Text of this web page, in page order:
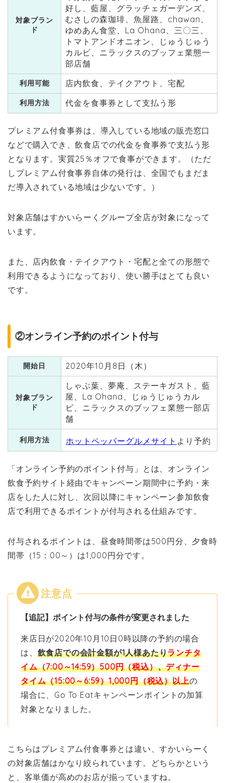
対象ブラン
ド
好し、藍屋、グラッチェガーデンズ、
むさしの森珈琲、魚屋路、chawan、
ゆめあん食堂、La Ohana、三〇三、
トマトアンドオニオン、じゅうじゅう
カルビ、ニラックスのブッフェ業態一
部店舗
利用可能 店内飲食、テイクアウト、宅配
利用方法 代金を食事券として支払う形
プレミアム付食事券は、導入している地域の販売窓口
などで購入でき、飲食店での代金を食事券で支払う形
となります。実質25％オフで食事ができます。（ただ
しプレミアム付食事券自体の発行は、全国でもまだま
だ導入されている地域は少ないです。）
対象店舗はすかいらーくグループ全店が対象になって
います。
また、店内飲食・テイクアウト・宅配と全ての形態で
利用できるようになっており、使い勝手はとても良い
です。
②オンライン予約のポイント付与
開始日 2020年10月8日（木）
対象ブラン
ド
しゃぶ葉、夢庵、ステーキガスト、藍
屋、La Ohana、じゅうじゅうカル
ビ、ニラックスのブッフェ業態一部店
舗
利用方法 ホットペッパーグルメサイト より予約
「オンライン予約のポイント付与」とは、オンライン
飲食予約サイト経由でキャンペーン期間中に予約・来
店をした人に対し、次回以降にキャンペーン参加飲食
店で利用できるポイントが付与される仕組みです。
付与されるポイントは、昼食時間帯は500円分、夕食時
間帯（15：00～）は1,000円分です。
【追記】ポイント付与の条件が変更されました
来店日が2020年10月10日0時以降の予約の場合
は、 飲食店での会計金額が1人様あたりランチタ
イム（7:00～14:59）500円（税込）、ディナー
タイム（15:00～6:59）1,000円（税込）以上の
場合に、Go To Eatキャンペーンポイントの加算
対象となりました。
こちらはプレミアム付食事券とは違い、すかいらーく
の対象店舗はかなり絞られています。どちらかという
と、客単価が高めのお店が揃っていますね。